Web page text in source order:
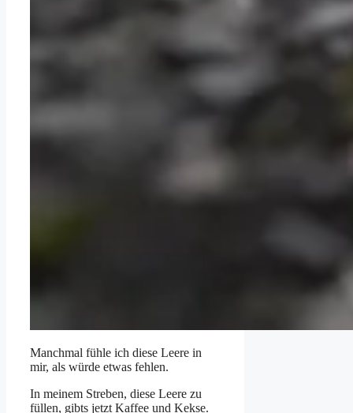
Manchmal fühle ich diese Leere in
mir, als würde etwas fehlen.
In meinem Streben, diese Leere zu
füllen, gibts jetzt Kaffee und Kekse.